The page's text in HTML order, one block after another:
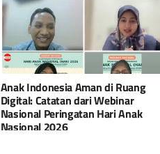
Anak Indonesia Aman di Ruang
Digital: Catatan dari Webinar
Nasional Peringatan Hari Anak
Nasional 2026